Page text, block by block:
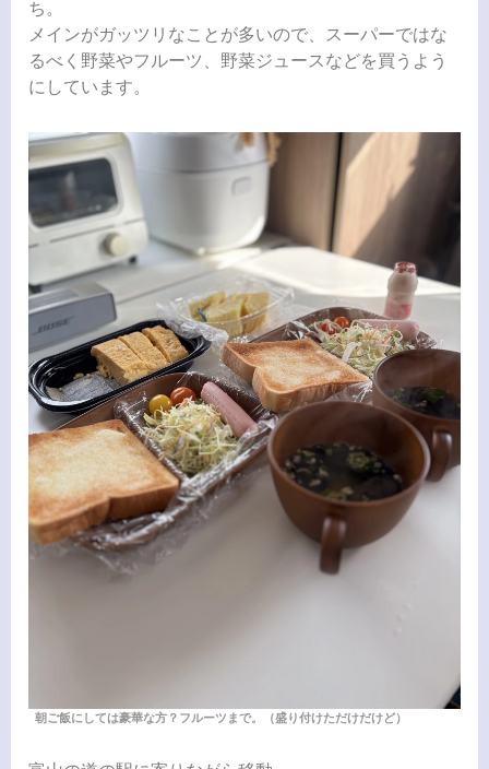
ち。
メインがガッツリなことが多いので、スーパーではな
るべく野菜やフルーツ、野菜ジュースなどを買うよう
にしています。
朝ご飯にしては豪華な方？フルーツまで。（盛り付けただけだけど）